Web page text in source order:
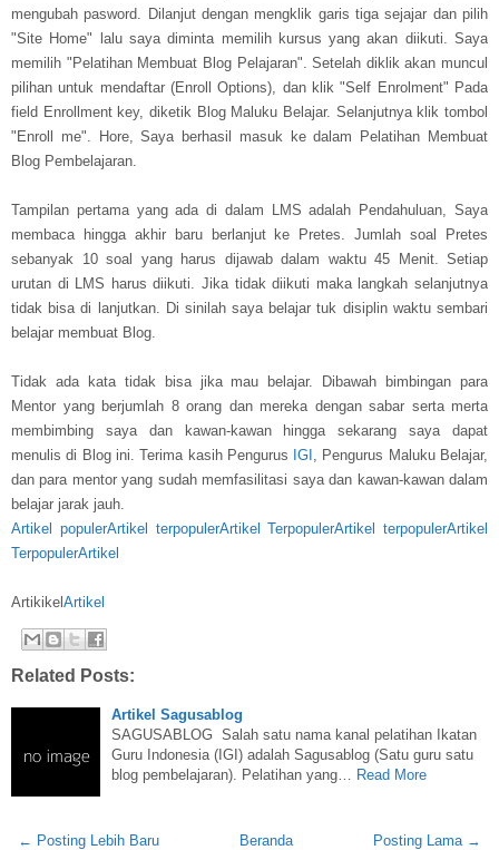
mengubah pasword. Dilanjut dengan mengklik garis tiga sejajar dan pilih
"Site Home" lalu saya diminta memilih kursus yang akan diikuti. Saya
memilih "Pelatihan Membuat Blog Pelajaran". Setelah diklik akan muncul
pilihan untuk mendaftar (Enroll Options), dan klik "Self Enrolment" Pada
field Enrollment key, diketik Blog Maluku Belajar. Selanjutnya klik tombol
"Enroll me". Hore, Saya berhasil masuk ke dalam Pelatihan Membuat
Blog Pembelajaran.
Tampilan pertama yang ada di dalam LMS adalah Pendahuluan, Saya
membaca hingga akhir baru berlanjut ke Pretes. Jumlah soal Pretes
sebanyak 10 soal yang harus dijawab dalam waktu 45 Menit. Setiap
urutan di LMS harus diikuti. Jika tidak diikuti maka langkah selanjutnya
tidak bisa di lanjutkan. Di sinilah saya belajar tuk disiplin waktu sembari
belajar membuat Blog.
Tidak ada kata tidak bisa jika mau belajar. Dibawah bimbingan para
Mentor yang berjumlah 8 orang dan mereka dengan sabar serta merta
membimbing saya dan kawan-kawan hingga sekarang saya dapat
menulis di Blog ini. Terima kasih Pengurus IGI , Pengurus Maluku Belajar,
dan para mentor yang sudah memfasilitasi saya dan kawan-kawan dalam
belajar jarak jauh.
Artikel populerArtikel terpopulerArtikel TerpopulerArtikel terpopulerArtikel
TerpopulerArtikel
Artikikel Artikel
Related Posts:
Artikel Sagusablog
SAGUSABLOG Salah satu nama kanal pelatihan Ikatan
Guru Indonesia (IGI) adalah Sagusablog (Satu guru satu
blog pembelajaran). Pelatihan yang…
Read More
← Posting Lebih Baru Posting Lama →
Beranda